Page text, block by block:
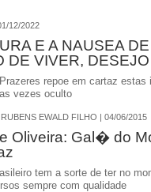
12/2022
E A NAUSEA
DE VIVER,
repoe em cartaz estas
vezes oculto
EWALD FILHO | 04/06/2015
Oliveira: Gal� do
tem a sorte de ter no
sempre com qualidade